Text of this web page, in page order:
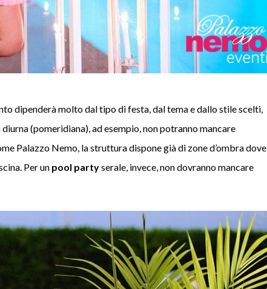
dipenderà molto dal tipo di festa, dal tema e dallo stile scelti,
(pomeridiana), ad esempio, non potranno mancare
Palazzo Nemo, la struttura dispone già di zone d’ombra dove
Per un pool partyserale, invece, non dovranno mancare